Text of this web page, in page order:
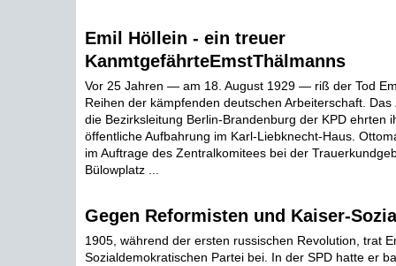
Emil Höllein - ein treuer
KanmtgefährteEmstThälmanns
Vor 25 Jahren — am 18. August 1929 — riß der Tod
Reihen der kämpfenden deutschen Arbeiterschaft.
die Bezirksleitung Berlin-Brandenburg der KPD ehrten
öffentliche Aufbahrung im Karl-Liebknecht-Haus.
im Auftrage des Zentralkomitees bei der
Bülowplatz ...
Gegen Reformisten und Kaiser-
1905, während der ersten russischen Revolution, trat
Sozialdemokratischen Partei bei. In der SPD hatte er